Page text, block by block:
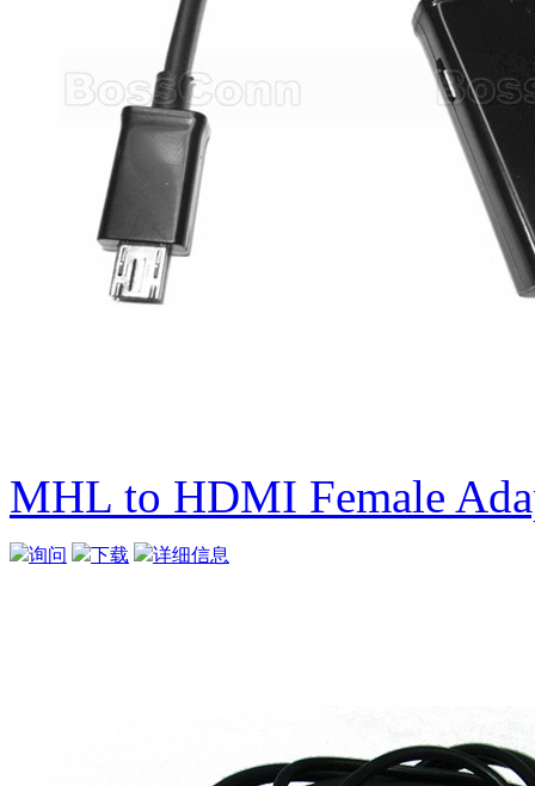
MHL to HDMI Female
询问 下载 详细信息